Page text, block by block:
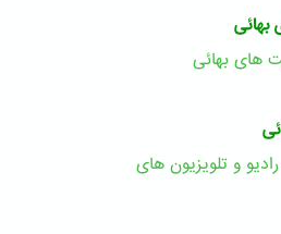
بهائی
های بهائی
و تلویزیون های